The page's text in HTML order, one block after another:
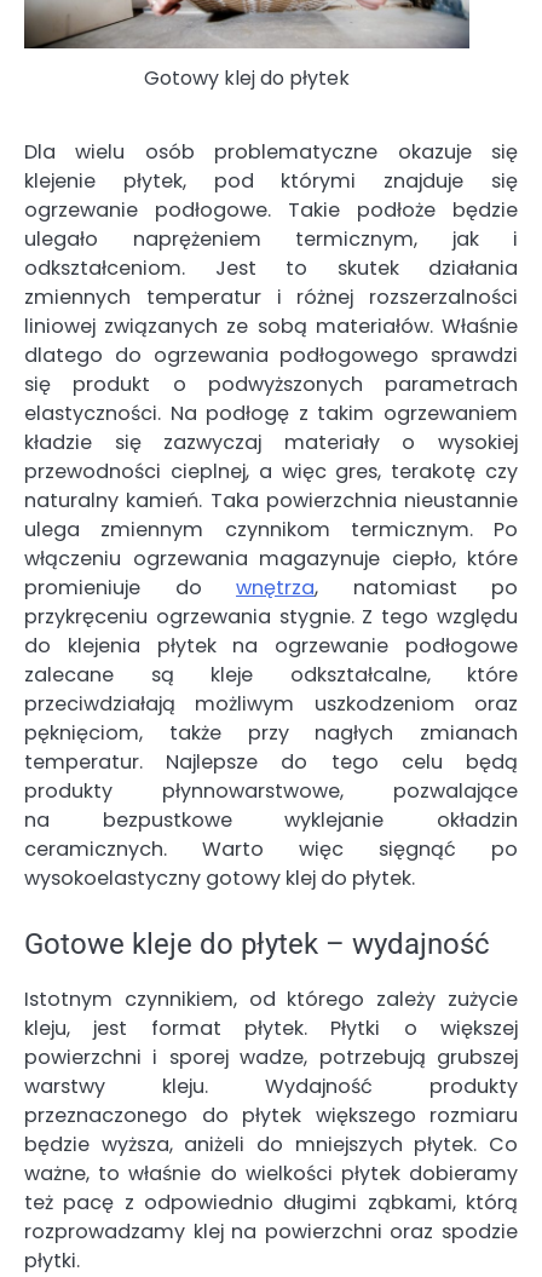
Gotowy klej do płytek
Dla wielu osób problematyczne okazuje się
klejenie płytek, pod którymi znajduje się
ogrzewanie podłogowe. Takie podłoże będzie
ulegało naprężeniem termicznym, jak i
odkształceniom. Jest to skutek działania
zmiennych temperatur i różnej rozszerzalności
liniowej związanych ze sobą materiałów. Właśnie
dlatego do ogrzewania podłogowego sprawdzi
się produkt o podwyższonych parametrach
elastyczności. Na podłogę z takim ogrzewaniem
kładzie się zazwyczaj materiały o wysokiej
przewodności cieplnej, a więc gres, terakotę czy
naturalny kamień. Taka powierzchnia nieustannie
ulega zmiennym czynnikom termicznym. Po
włączeniu ogrzewania magazynuje ciepło, które
promieniuje do wnętrza, natomiast po
przykręceniu ogrzewania stygnie. Z tego względu
do klejenia płytek na ogrzewanie podłogowe
zalecane są kleje odkształcalne, które
przeciwdziałają możliwym uszkodzeniom oraz
pęknięciom, także przy nagłych zmianach
temperatur. Najlepsze do tego celu będą
produkty płynnowarstwowe, pozwalające
na bezpustkowe wyklejanie okładzin
ceramicznych. Warto więc sięgnąć po
wysokoelastyczny gotowy klej do płytek.
Gotowe kleje do płytek – wydajność
Istotnym czynnikiem, od którego zależy zużycie
kleju, jest format płytek. Płytki o większej
powierzchni i sporej wadze, potrzebują grubszej
warstwy kleju. Wydajność produkty
przeznaczonego do płytek większego rozmiaru
będzie wyższa, aniżeli do mniejszych płytek. Co
ważne, to właśnie do wielkości płytek dobieramy
też pacę z odpowiednio długimi ząbkami, którą
rozprowadzamy klej na powierzchni oraz spodzie
płytki.